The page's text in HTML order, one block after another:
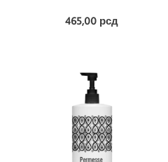
465,00 рсд